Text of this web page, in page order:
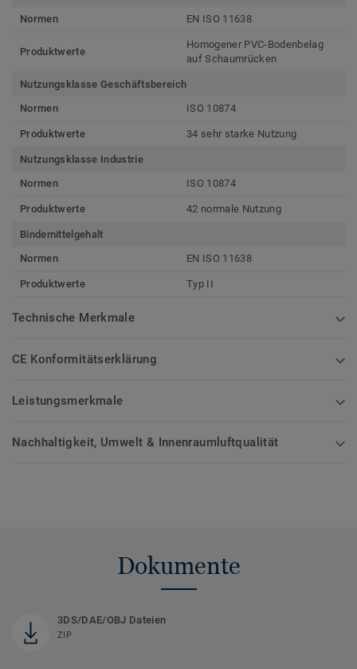
Normen
EN ISO 11638
Produktwerte
Homogener PVC-Bodenbelag
auf Schaumrücken
Nutzungsklasse Geschäftsbereich
Normen
ISO 10874
Produktwerte 34 sehr starke Nutzung
Nutzungsklasse Industrie
Normen
ISO 10874
Produktwerte 42 normale Nutzung
Bindemittelgehalt
Normen
EN ISO 11638
Produktwerte Typ II
Technische Merkmale
CE Konformitätserklärung
Leistungsmerkmale
Nachhaltigkeit, Umwelt & Innenraumluftqualität
Dokumente
3DS/DAE/OBJ Dateien
ZIP